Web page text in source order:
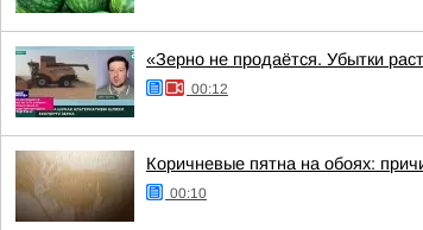
«Зерно не продаётся. Убытки
00:12
Коричневые пятна на обоях:
00:10